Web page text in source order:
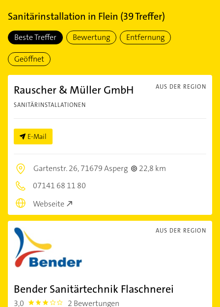
Sanitärinstallation in Flein (39Treffer)
Beste Treffer Bewertung Entfernung
Geöffnet
AUS DER REGION
Rauscher & Müller GmbH
SANITÄRINSTALLATIONEN
E-Mail
Gartenstr. 26,71679 Asperg
22,8 km
07141 68 11 80
Webseite
AUS DER REGION
Bender Sanitärtechnik Flaschnerei
3,0 3.0 2 Bewertungen